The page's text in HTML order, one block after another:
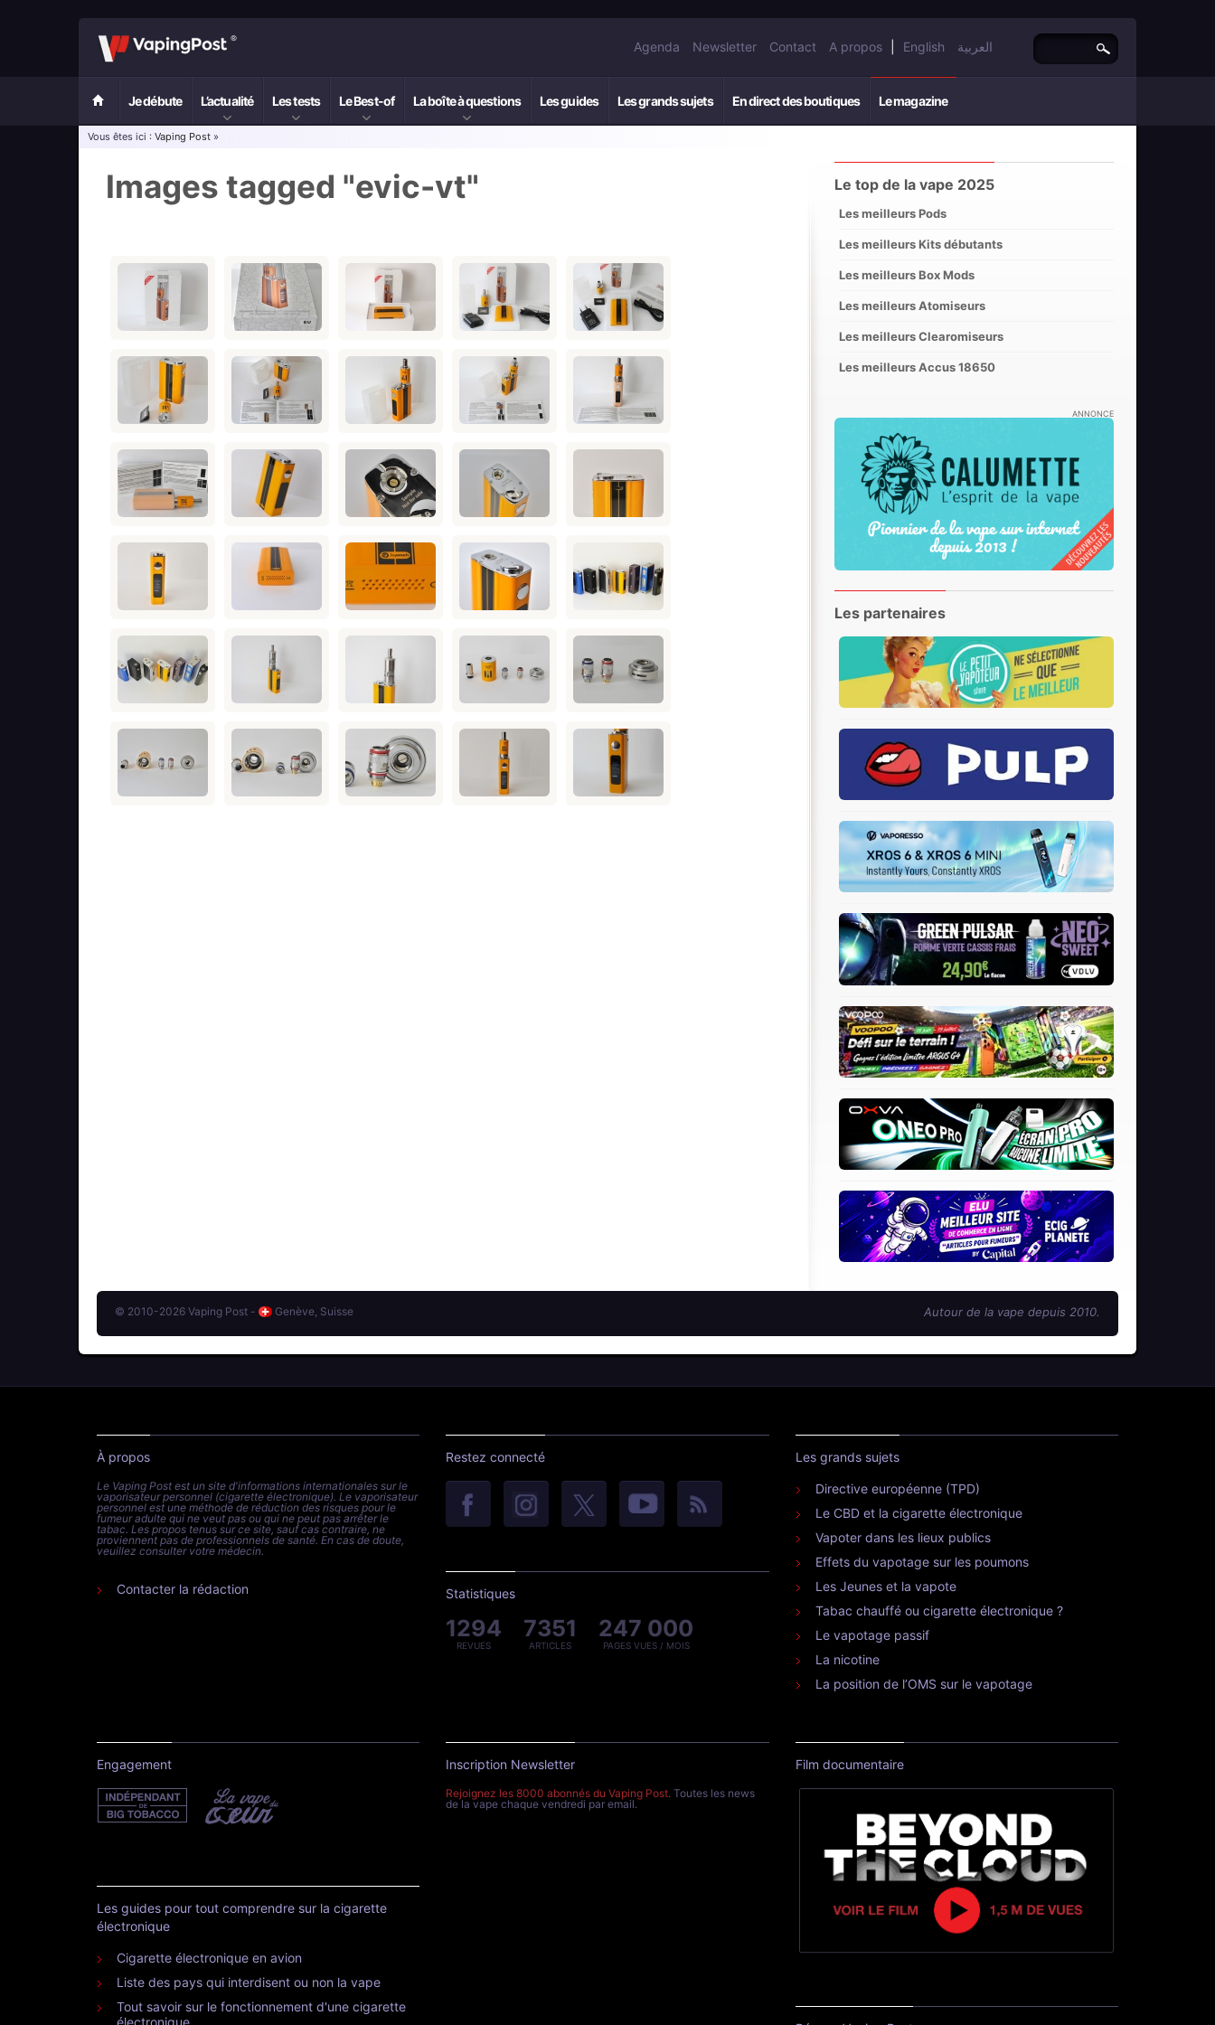
Agenda Newsletter Contact A propos English العربية
Je débute L’actualité Les tests Le Best-of La boîte à questions Les guides Les grands sujets En direct des boutiques Le magazine
Vous êtes ici : Vaping Post »
Images tagged "evic-vt" Le top de la vape 2025
Les meilleurs Pods
Les meilleurs Kits débutants
Les meilleurs Box Mods
Les meilleurs Atomiseurs
Les meilleurs Clearomiseurs
Les meilleurs Accus 18650
ANNONCE
Les partenaires
© 2010-2026 Vaping Post - Genève, Suisse Autour de la vape depuis 2010.
À propos
Le Vaping Post est un site d'informations internationales sur le
vaporisateur personnel (cigarette électronique). Le vaporisateur
personnel est une méthode de réduction des risques pour le
fumeur adulte qui ne veut pas ou qui ne peut pas arrêter le
tabac. Les propos tenus sur ce site, sauf cas contraire, ne
proviennent pas de professionnels de santé. En cas de doute,
veuillez consulter votre médecin.
Contacter la rédaction
Restez connecté
Statistiques
1294
REVUES
7351
ARTICLES
247 000
PAGES VUES / MOIS
Les grands sujets
Directive européenne (TPD)
Le CBD et la cigarette électronique
Vapoter dans les lieux publics
Effets du vapotage sur les poumons
Les Jeunes et la vapote
Tabac chauffé ou cigarette électronique ?
Le vapotage passif
La nicotine
La position de l’OMS sur le vapotage
Engagement
Les guides pour tout comprendre sur la cigarette
électronique
Cigarette électronique en avion
Liste des pays qui interdisent ou non la vape
Tout savoir sur le fonctionnement d'une cigarette
électronique
Inscription Newsletter
Rejoignez les 8000 abonnés du Vaping Post. Toutes les news
de la vape chaque vendredi par email.
Film documentaire